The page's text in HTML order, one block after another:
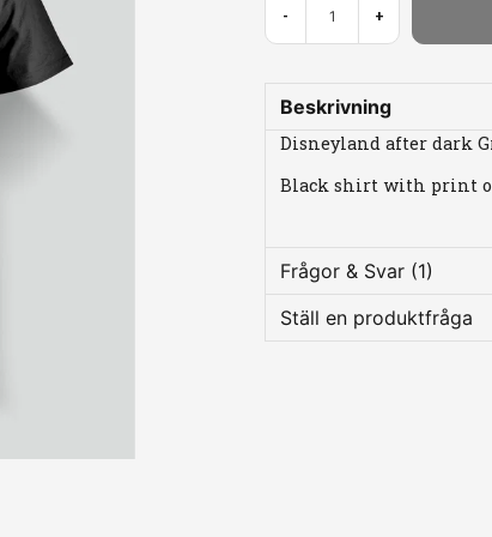
- +
Beskrivning
Disneyland after dark
Black shirt with print
Frågor & Svar (1)
Ställ en produktfråga